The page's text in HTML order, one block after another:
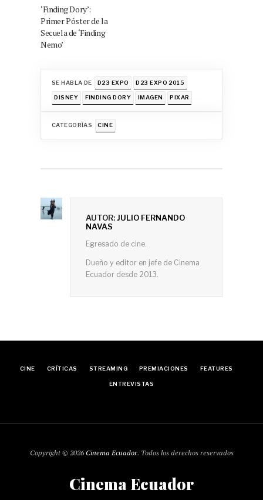
‘Finding Dory’:
Primer Póster de la
Secuela de ‘Finding
Nemo’
SE HABLA DE D23 EXPO D23 EXPO 2015
DISNEY FINDING DORY IMAGEN PIXAR
CATEGORÍAS CINE
AUTOR:JULIO FERNANDO
NAVAS
Egresado de cine.
Dueño y editor en jefe de Cinema
Ecuador desde 2013.
CINE CRÍTICAS STREAMING PREMIACIONES FEATURES
ENTREVISTAS
Copyright © 2026Cinema Ecuador. Todos los derechos reservados
Cinema Ecuador